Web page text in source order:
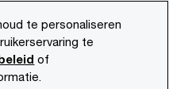
Ons internationale netwerk
te personaliseren
te
of